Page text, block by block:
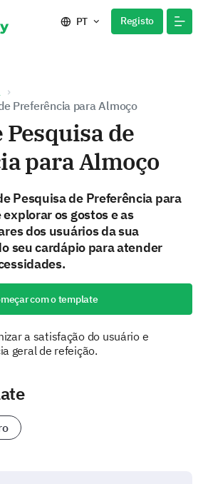
PT Registo
Preferência para Almoço
Pesquisa de
para Almoço
Pesquisa de Preferência para
os gostos e as
dos usuários da sua
seu cardápio para atender
com o template
a satisfação do usuário e
geral de refeição.